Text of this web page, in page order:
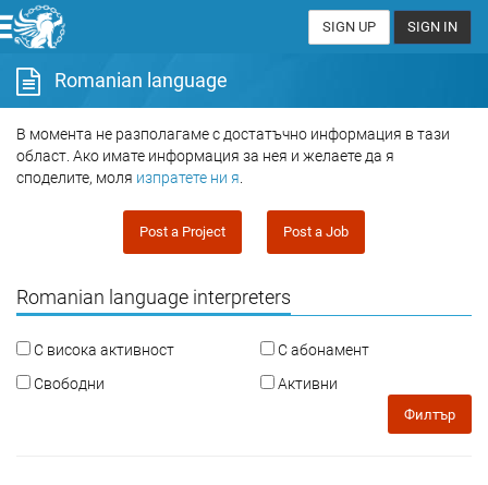
SIGN UP SIGN IN
Romanian language
В момента не разполагаме с достатъчно информация в тази
област. Ако имате информация за нея и желаете да я
споделите, моля изпратете ни я
Post a Project Post a Job
Romanian language interpreters
С висока активност
С абонамент
Свободни
Активни
Филтър